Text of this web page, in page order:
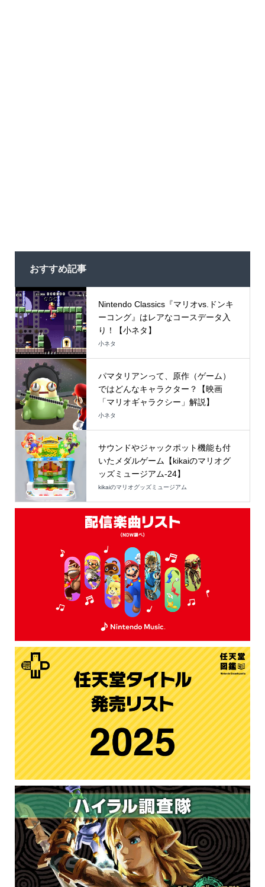
おすすめ記事
Nintendo Classics『マリオvs.ドンキ
ーコング』はレアなコースデータ入
り！【小ネタ】
小ネタ
パマタリアンって、原作（ゲーム）
ではどんなキャラクター？【映画
「マリオギャラクシー」解説】
小ネタ
サウンドやジャックポット機能も付
いたメダルゲーム【kikaiのマリオグ
ッズミュージアム-24】
kikaiのマリオグッズミュージアム